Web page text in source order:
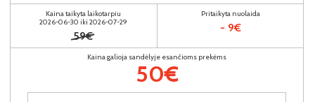
Kaina taikyta laikotarpiu
2026-06-30 iki 2026-07-29
59€
Pritaikyta nuolaida
- 9€
Kaina galioja sandėlyje esančioms prekėms
50€